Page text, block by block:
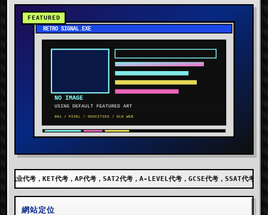
，AP代考，SAT2代考，A-LEVEL代考，GCSE代考，SSAT代考，出国留学代考
網站定位